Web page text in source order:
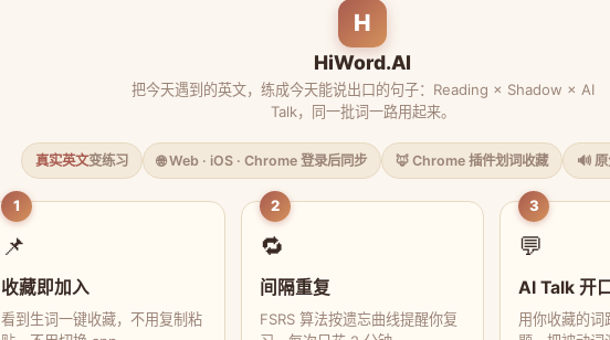
H
HiWord.AI
把今天遇到的英文，练成今天能说出口的句子：Reading × Shadow × AI
Talk，同一批词一路用起来。
真实英文变练习 🌐 Web · iOS · Chrome 登录后同步 🦊 Chrome 插件划词收藏 🔊
1
📌
收藏即加入
看到生词一键收藏，不用复制粘
2
🔁
间隔重复
FSRS 算法按遗忘曲线提醒你复
3
💬
AI Talk 开
用你收藏的词